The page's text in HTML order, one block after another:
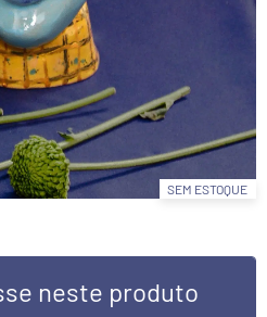
SEM ESTOQUE
neste produto